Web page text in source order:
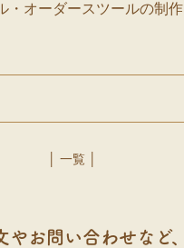
・オーダースツールの制作
│ 一覧 │
やお問い合わせなど、